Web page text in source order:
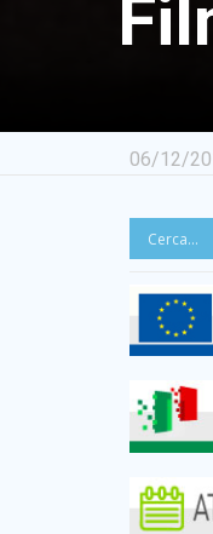
06/12/